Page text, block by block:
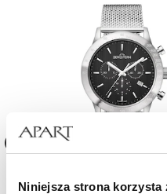
Niniejsza strona korzysta